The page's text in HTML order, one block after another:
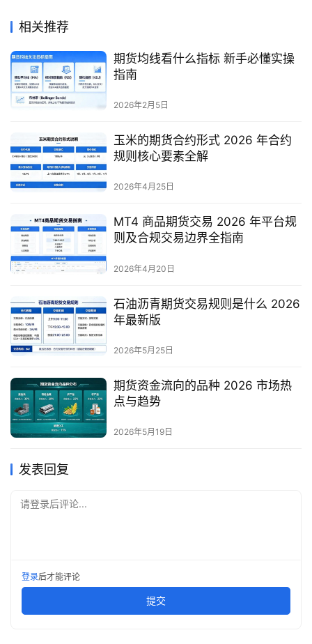
相关推荐
期货均线看什么指标 新手必懂实操
指南
2026年2月5日
玉米的期货合约形式 2026 年合约
规则核心要素全解
2026年4月25日
MT4 商品期货交易 2026 年平台规
则及合规交易边界全指南
2026年4月20日
石油沥青期货交易规则是什么 2026
年最新版
2026年5月25日
期货资金流向的品种 2026 市场热
点与趋势
2026年5月19日
发表回复
请登录后评论...
登录后才能评论
提交